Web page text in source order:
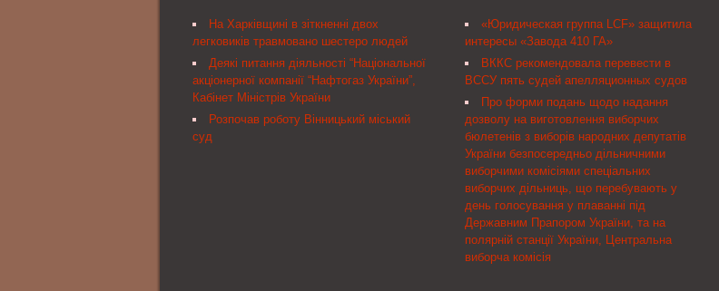
административного суда Украины.
На Харківщині в зіткненні двох
легковиків травмовано шестеро людей
Деякі питання діяльності “Національної
акціонерної компанії “Нафтогаз України”,
Кабінет Міністрів України
Розпочав роботу Вінницький міський
суд
електричної енергії
«Юридическая группа LCF» защитила
интересы «Завода 410 ГА»
ВККС рекомендовала перевести в
ВССУ пять судей апелляционных судов
Про форми подань щодо надання
дозволу на виготовлення виборчих
бюлетенів з виборів народних депутатів
України безпосередньо дільничними
виборчими комісіями спеціальних
виборчих дільниць, що перебувають у
день голосування у плаванні під
Державним Прапором України, та на
полярній станції України, Центральна
виборча комісія